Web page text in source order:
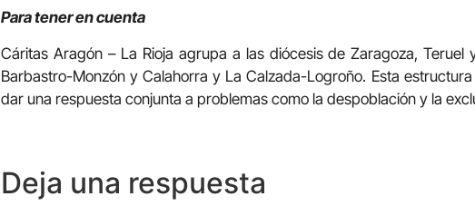
Para tener en cuenta
Cáritas Aragón – La Rioja agrupa a las diócesis de Zaragoza, Teruel
Barbastro-Monzón y Calahorra y La Calzada-Logroño. Esta
dar una respuesta conjunta a problemas como la despoblación y la
Deja una respuesta